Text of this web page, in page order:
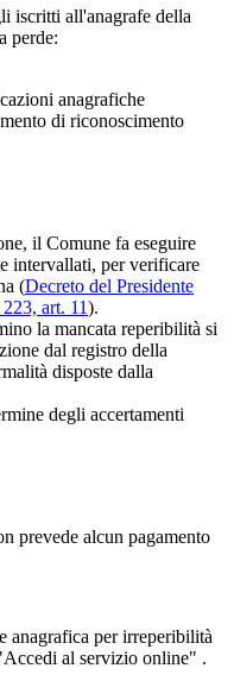
iscritti all'anagrafe della
perde:
anagrafiche
di riconoscimento
il Comune fa eseguire
intervallati, per verificare
(Decreto del Presidente
art. 11).
la mancata reperibilità si
dal registro della
disposte dalla
degli accertamenti
prevede alcun pagamento
anagrafica per irreperibilità
al servizio online" .